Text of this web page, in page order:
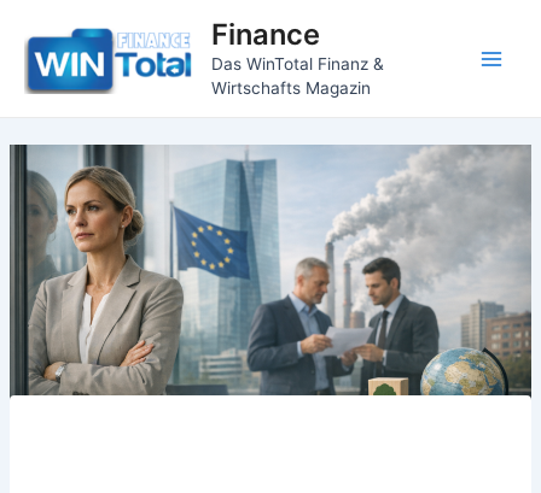
Inhalt
springen
Finance
Das WinTotal Finanz &
Wirtschafts Magazin